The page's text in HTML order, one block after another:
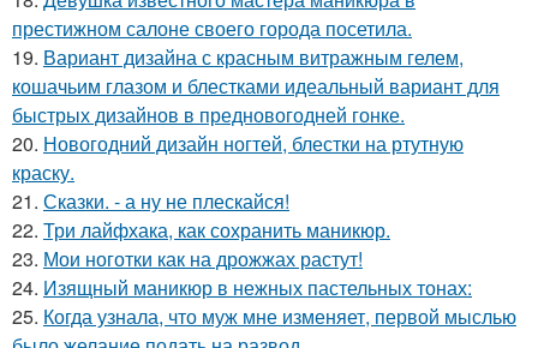
престижном салоне своего города посетила.
19. Вариант дизайна с красным витражным гелем,
кошачьим глазом и блестками идеальный вариант для
быстрых дизайнов в предновогодней гонке.
20. Новогодний дизайн ногтей, блестки на ртутную
краску.
21. Сказки. - а ну не плескайся!
22. Три лайфхака, как сохранить маникюр.
23. Мои ноготки как на дрожжах растут!
24. Изящный маникюр в нежных пастельных тонах:
25. Когда узнала, что муж мне изменяет, первой мыслью